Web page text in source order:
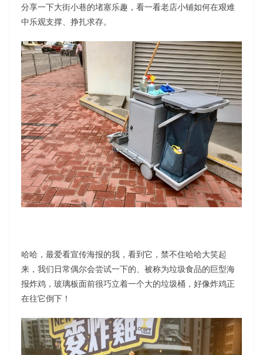
分享一下大街小巷的堵塞乐趣，看一看老店小铺如何在艰难
中乐观支撑、挣扎求存。
哈哈，最爱看宣传海报的我，看到它，禁不住哈哈大笑起
来，我们日常偶尔会尝试一下的、被称为垃圾食品的巨型海
报炸鸡，玻璃板面前很巧立着一个大的垃圾桶，好像炸鸡正
在往它倒下！